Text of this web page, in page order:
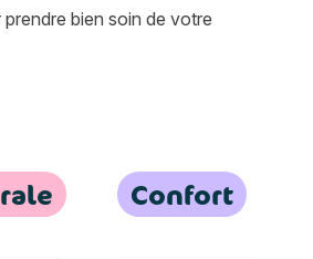
bien soin de votre
animaux :
Assurance
Confort